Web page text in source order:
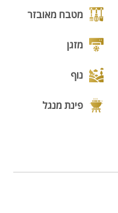
מטבח מאובזר
מזגן
נוף
פינת מנגל